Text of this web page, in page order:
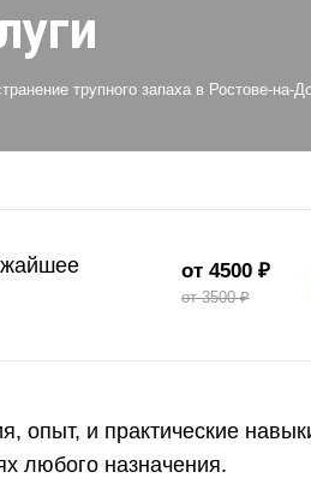
трупного запаха в Ростове-на-
от 4500 ₽
от 3500 ₽
опыт, и практические
любого назначения.